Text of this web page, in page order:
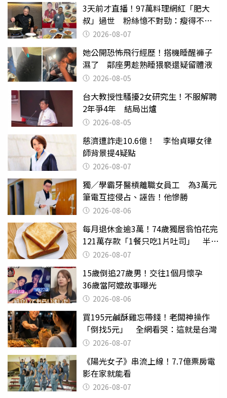
3天前才直播！97萬料理網紅「肥大
叔」過世 粉絲憶不對勁：瘦得不合
理 2026-08-07
她公開恐怖飛行經歷！搭機睡醒褲子
濕了 鄰座男趁熟睡猥褻還疑留體液
2026-08-05
台大教授性騷擾2女研究生！不服解聘
2年爭4年 結局出爐
2026-08-05
慈濟遭詐走10.6億！ 李怡貞曝女律
師背景提4疑點
2026-08-07
獨／學霸牙醫槓離職女員工 為3萬元
筆電互控侵占、誣告！他慘勝
2026-08-06
每月退休金逾3萬！74歲獨居翁怕花完
121萬存款「1餐只吃1片吐司」 半年
後暴瘦嚇壞女兒
2026-08-07
15歲倒追27歲男！交往1個月懷孕
36歲當阿嬤故事曝光
2026-08-06
買195元鹹酥雞忘帶錢！老闆神操作
「倒找5元」 全網看哭：這就是台灣
2026-08-07
《陽光女子》串流上線！7.7億票房電
影在家就能看
2026-08-07